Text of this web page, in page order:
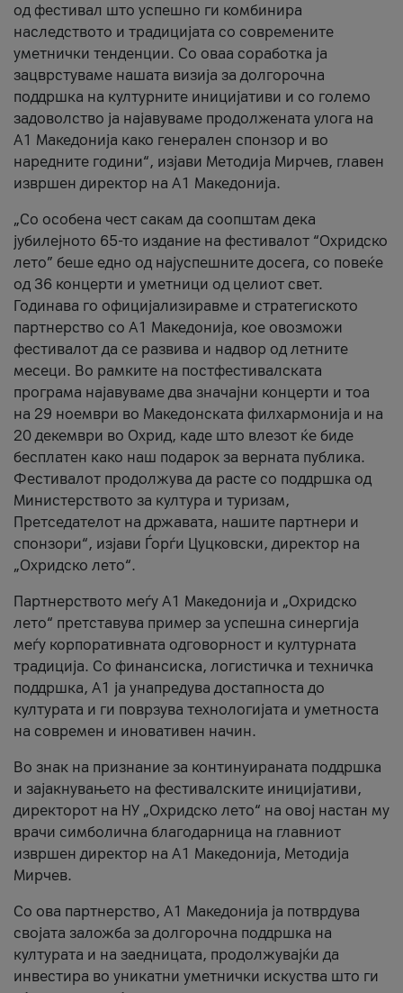
од фестивал што успешно ги комбинира
наследството и традицијата со современите
уметнички тенденции. Со оваа соработка ја
зацврстуваме нашата визија за долгорочна
поддршка на културните иницијативи и со големо
задоволство ја најавуваме продолжената улога на
A1 Македонија како генерален спонзор и во
наредните години“, изјави Методија Мирчев, главен
извршен директор на A1 Македонија.
„Со особена чест сакам да соопштам дека
јубилејното 65-то издание на фестивалот “Охридско
лето” беше едно од најуспешните досега, со повеќе
од 36 концерти и уметници од целиот свет.
Годинава го официјализиравме и стратегиското
партнерство со А1 Македонија, кое овозможи
фестивалот да се развива и надвор од летните
месеци. Во рамките на постфестивалската
програма најавуваме два значајни концерти и тоа
на 29 ноември во Македонската филхармонија и на
20 декември во Охрид, каде што влезот ќе биде
бесплатен како наш подарок за верната публика.
Фестивалот продолжува да расте со поддршка од
Министерството за култура и туризам,
Претседателот на државата, нашите партнери и
спонзори“, изјави Ѓорѓи Цуцковски, директор на
„Охридско лето“.
Партнерството меѓу A1 Македонија и „Охридско
лето“ претставува пример за успешна синергија
меѓу корпоративната одговорност и културната
традиција. Со финансиска, логистичка и техничка
поддршка, A1 ја унапредува достапноста до
културата и ги поврзува технологијата и уметноста
на современ и иновативен начин.
Во знак на признание за континуираната поддршка
и зајакнувањето на фестивалските иницијативи,
директорот на НУ „Охридско лето“ на овој настан му
врачи симболична благодарница на главниот
извршен директор на A1 Македонија, Методија
Мирчев.
Со ова партнерство, A1 Македонија ја потврдува
својата заложба за долгорочна поддршка на
културата и на заедницата, продолжувајќи да
инвестира во уникатни уметнички искуства што ги